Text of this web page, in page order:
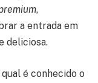
,
a entrada em
deliciosa.
é conhecido o